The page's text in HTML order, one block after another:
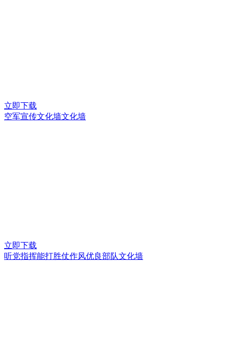
立即下载
空军宣传文化墙文化墙
立即下载
听党指挥能打胜仗作风优良部队文化墙